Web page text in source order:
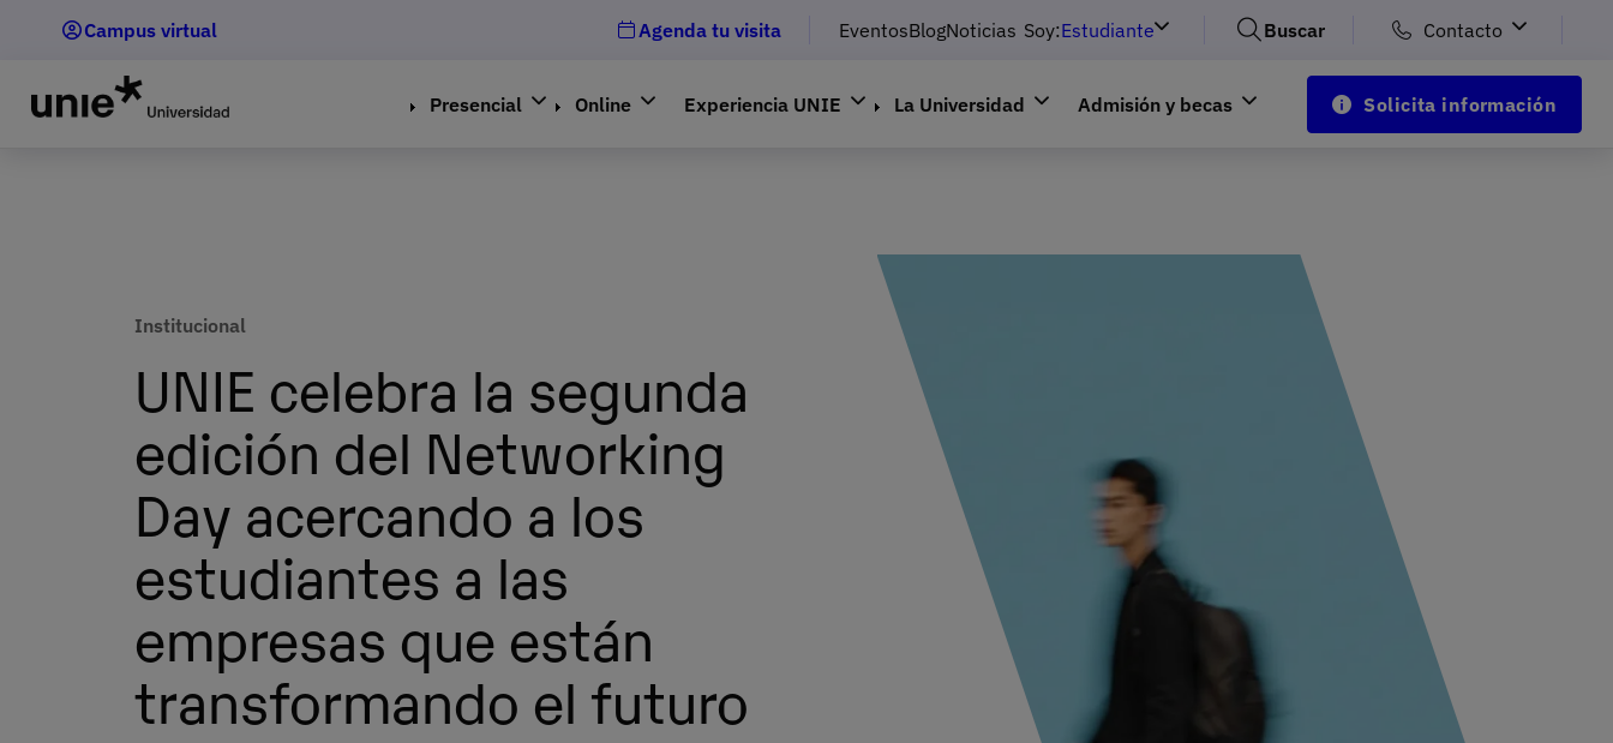
principal
Campus virtual Agenda tu visita EventosBlogNoticias Soy:Estudiante Buscar Contacto
Presencial Online Experiencia UNIE La Universidad Admisión y becas Solicita información
Institucional
UNIE celebra la segunda
edición del Networking
Day acercando a los
estudiantes a las
empresas que están
transformando el futuro